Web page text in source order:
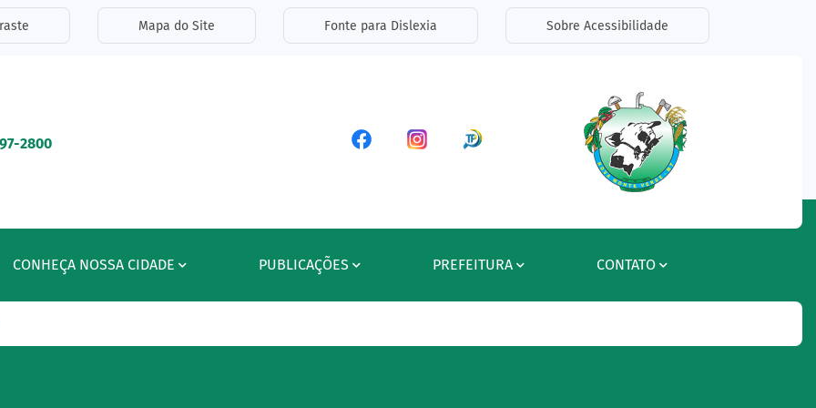
de acessibilidade
Mapa do Site Fonte para Dislexia Sobre Acessibilidade
2800 Acessar a Rede Social Facebook
Acessar a Rede Social Instagram
Acessar a Rede Social Radar
CONHEÇA NOSSA CIDADE PUBLICAÇÕES PREFEITURA CONTATO